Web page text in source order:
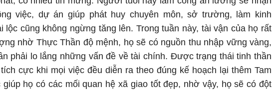
việc, dự án giúp phát huy chuyên môn, sở trường, làm kinh
lộc cũng không ngừng tăng lên. Trong tuần này, tài vận của họ rất
nhờ Thực Thần độ mệnh, họ sẽ có nguồn thu nhập vững vàng,
phải lo lắng những vấn đề về tài chính. Được trạng thái tinh thần
cực khi mọi việc đều diễn ra theo đúng kế hoạch lại thêm Tam
giúp họ có các mối quan hệ xã giao tốt đẹp, nhờ vậy, họ sẽ có đột